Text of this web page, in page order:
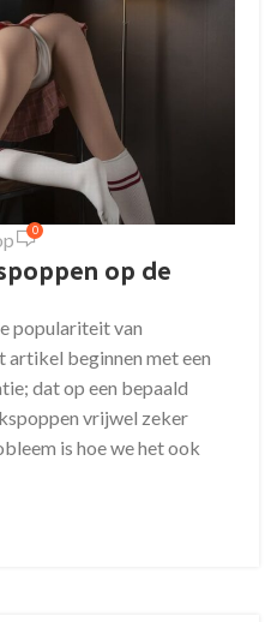
0
op de
populariteit van
artikel beginnen met een
dat op een bepaald
vrijwel zeker
is hoe we het ook